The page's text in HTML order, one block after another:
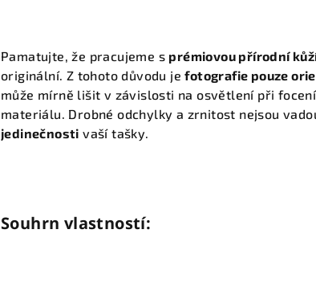
Pamatujte, že pracujeme s prémiovou přírodní
originální. Z tohoto důvodu jefotografie pouze
může mírně lišit v závislosti na osvětlení při
materiálu. Drobné odchylky a zrnitost nejsou
jedinečnosti vaší tašky.
Souhrn vlastností: